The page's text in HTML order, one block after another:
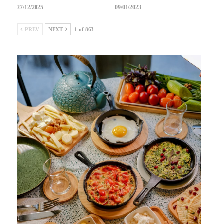
27/12/2025 09/01/2023
PREV NEXT 1 of 863